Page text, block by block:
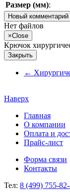
Размер (мм):
Новый комментарий
Нет файлов
×Close
Крючок
Закрыть
←
Наверх
Главная
О компании
Оплата и
Прайс-лист
Форма связи
Контакты
Тел: 8 (499) 755-